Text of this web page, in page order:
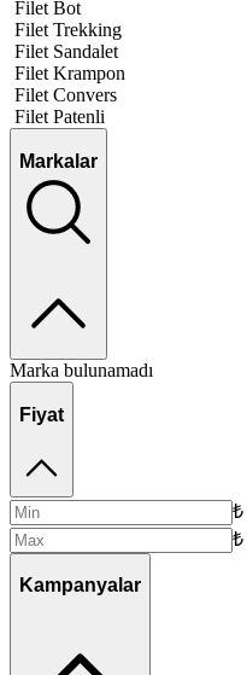
Filet Bot
Filet Trekking
Filet Sandalet
Filet Krampon
Filet Convers
Filet Patenli
Markalar
Marka bulunamadı
Fiyat
₺
₺
Kampanyalar